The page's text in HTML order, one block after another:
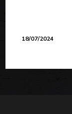
18/07/2024